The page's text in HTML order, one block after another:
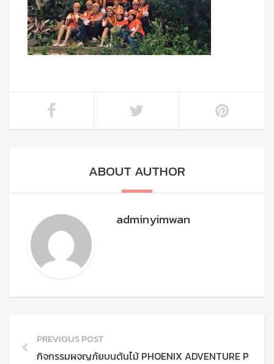
ABOUT AUTHOR
adminyimwan
PREVIOUS POST
กิจกรรมผจญภัยบนต้นไม้ PHOENIX ADVENTURE PARK